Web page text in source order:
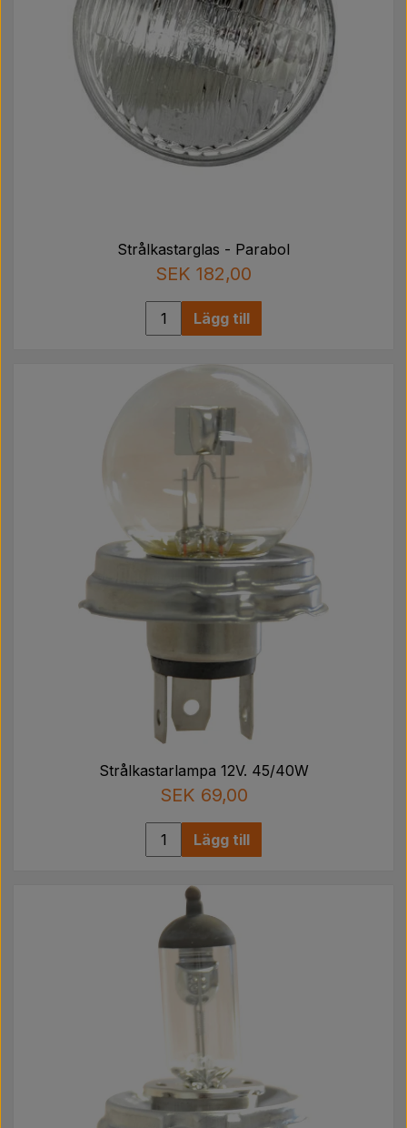
Strålkastarglas - Parabol
SEK 182,00
Lägg till
Strålkastarlampa 12V. 45/40W
SEK 69,00
Lägg till